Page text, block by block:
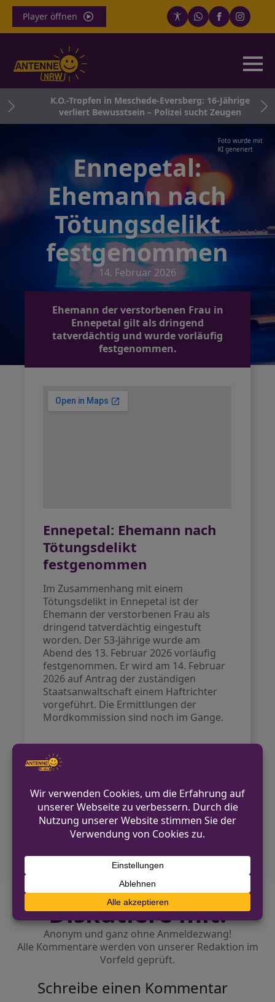
Player öffnen
K.O.-Tropfen in Meschede-Eversberg: 16-Jährige
verliert Bewusstsein – Polizei sucht Zeugen
Foto wurde mit
KI generiert
Ennepetal:
Ehemann nach
Tötungsdelikt
festgenommen
14. Februar 2026
Ehemann der verstorbenen Frau in
Ennepetal gilt als dringend
tatverdächtig und wurde vorläufig
festgenommen.
Ennepetal: Ehemann nach
Tötungsdelikt
festgenommen
Im Zusammenhang mit einem
Tötungsdelikt in Ennepetal ist der
Ehemann der verstorbenen Frau als
dringend tatverdächtig eingestuft
worden. Der 53-Jährige wurde am
Abend des 13. Februar 2026 vorläufig
festgenommen. Er wird am 14. Februar
2026 auf Antrag der zuständigen
Staatsanwaltschaft einem Haftrichter
vorgeführt. Die Ermittlungen der
Mordkommission sind noch im Gange.
VORHERIGER BEITRAG
Tötungsdelikt festgenommen
NÄCHSTER BEITRAG
Feuerwehr Wetter (Ruhr) erhält vier neue
Mannschaftstransportfahrzeuge
Diskutiere mit!
Anonym und ganz ohne Anmeldezwang!
Alle Kommentare werden von unserer Redaktion im
Vorfeld geprüft.
Schreibe einen Kommentar